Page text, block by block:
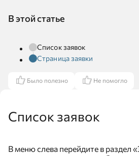
В этой статье
Список заявок
Страница заявки
Было полезно Не помогло
Список заявок
В меню слева перейдите в раздел